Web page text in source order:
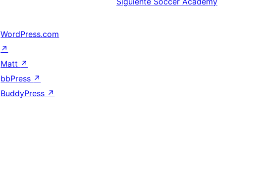
WordPress.com
↗
Matt ↗
bbPress ↗
BuddyPress ↗